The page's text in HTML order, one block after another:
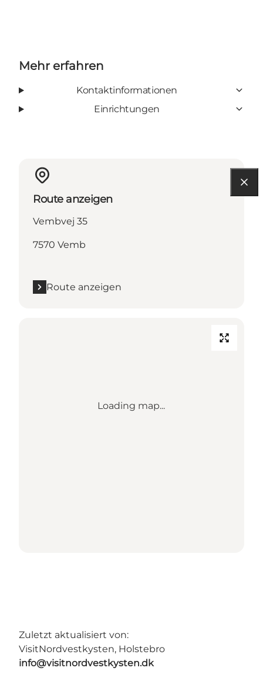
Mehr erfahren
Kontaktinformationen
Einrichtungen
Route anzeigen
Vembvej 35
7570 Vemb
Route anzeigen
Loading map...
Zuletzt aktualisiert von:
VisitNordvestkysten, Holstebro
info@visitnordvestkysten.dk